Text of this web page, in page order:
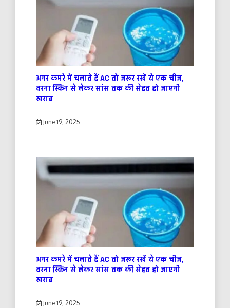
अगर कमरे में चलाते हैं AC तो जरूर रखें ये एक चीज,
वरना स्किन से लेकर सांस तक की सेहत हो जाएगी
खराब
June 19, 2025
अगर कमरे में चलाते हैं AC तो जरूर रखें ये एक चीज,
वरना स्किन से लेकर सांस तक की सेहत हो जाएगी
खराब
June 19, 2025